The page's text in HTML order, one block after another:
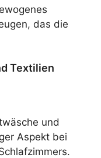
das die
Textilien
und
Aspekt bei